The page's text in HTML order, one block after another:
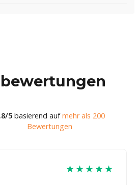
5basierend aufmehr als 200
Bewertungen
★★★★★